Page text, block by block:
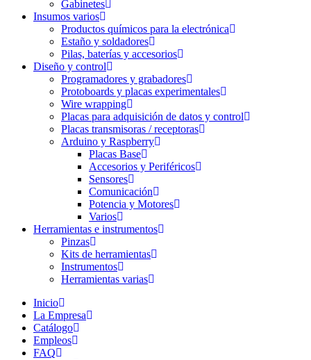
Gabinetes
Insumos varios
Productos químicos para la electrónica
Estaño y soldadores
Pilas, baterías y accesorios
Diseño y control
Programadores y grabadores
Protoboards y placas experimentales
Wire wrapping
Placas para adquisición de datos y control
Placas transmisoras / receptoras
Arduino y Raspberry
Placas Base
Accesorios y Periféricos
Sensores
Comunicación
Potencia y Motores
Varios
Herramientas e instrumentos
Pinzas
Kits de herramientas
Instrumentos
Herramientas varias
Inicio
La Empresa
Catálogo
Empleos
FAQ